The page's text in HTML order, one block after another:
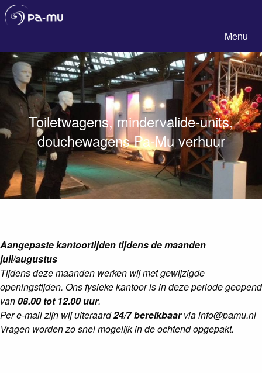
Pa-Mu Menu
Toiletwagens, mindervalide-units,
douchewagens Pa-Mu verhuur
Aangepaste kantoortijden tijdens de maanden
juli/augustus
Tijdens deze maanden werken wij met gewijzigde
openingstijden. Ons fysieke kantoor is in deze periode geopend
van08.00 tot 12.00 uur.
Per e-mail zijn wij uiteraard24/7 bereikbaarvia info@pamu.nl
Vragen worden zo snel mogelijk in de ochtend opgepakt.